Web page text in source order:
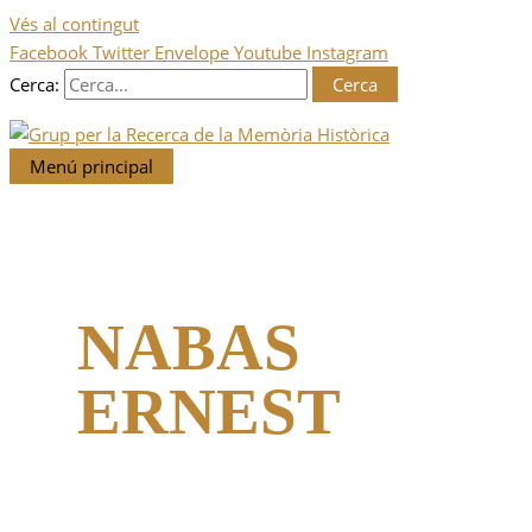
Vés al contingut
Facebook Twitter Envelope Youtube Instagram
Cerca:
Menú principal
NABAS
ERNEST